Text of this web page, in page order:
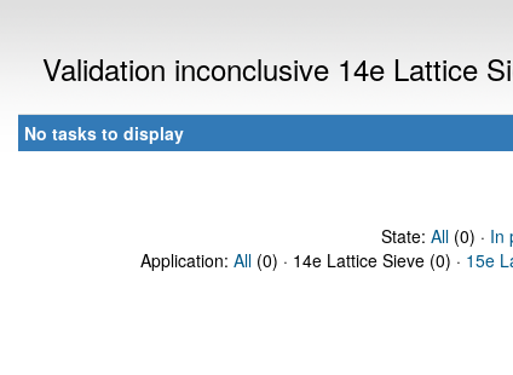
Validation inconclusive 14e Lattice
No tasks to display
State: All(0) · In
Application: All (0) · 14e Lattice Sieve (0) · 15e